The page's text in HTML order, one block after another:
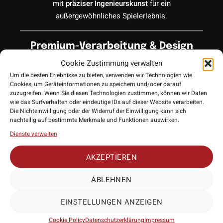
Cookie Zustimmung verwalten
Um die besten Erlebnisse zu bieten, verwenden wir Technologien wie
Cookies, um Geräteinformationen zu speichern und/oder darauf
zuzugreifen. Wenn Sie diesen Technologien zustimmen, können wir Daten
wie das Surfverhalten oder eindeutige IDs auf dieser Website verarbeiten.
Die Nichteinwilligung oder der Widerruf der Einwilligung kann sich
nachteilig auf bestimmte Merkmale und Funktionen auswirken.
Dienste verwalten
AKZEPTIEREN
ABLEHNEN
EINSTELLUNGEN ANZEIGEN
Cookie PolicyDatenschutzerklärungImpressum
mit präziser Ingenieurskunstfür ein
außergewöhnliches Spielerlebnis.
Premium-Verarbeitung & Design
Die Kombination ausPVD BlackundPVD Silica
Beschichtungverleiht der Spitze eine luxuriöse Optik
bei gleichzeitig exzellenter Verschleißfestigkeit. Das
veredelte Finish ermöglicht eine perfekte farbliche
Abstimmung mit dem Barrel – für ein einheitliches,
Verfeinerte Storm-Evolution –
sitzt diese Spitze bündig am Barrelund schafft einen
nahtlosen Übergang zwischen Barrel und Spitze.